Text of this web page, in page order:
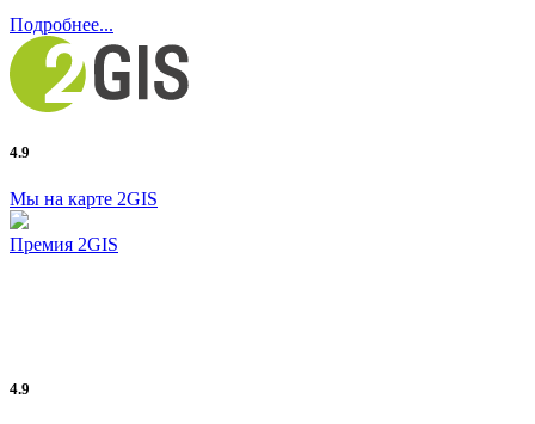
Подробнее...
4.9
Мы на карте 2GIS
Премия 2GIS
4.9